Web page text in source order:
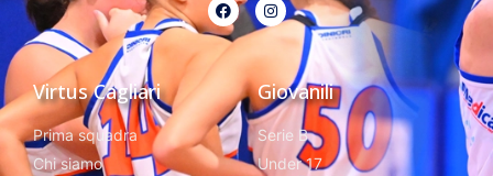
Virtus Cagliari
Prima squadra
Chi siamo
Giovanili
Serie B
Under 17